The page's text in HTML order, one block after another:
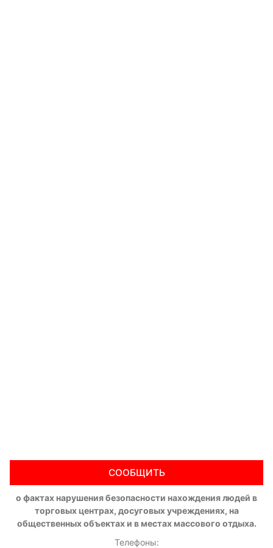
СООБЩИТЬ
о фактах нарушения безопасности нахождения людей в
торговых центрах, досуговых учреждениях, на
общественных объектах и в местах массового отдыха.
Телефоны: